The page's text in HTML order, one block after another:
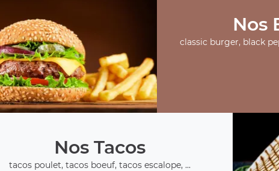
Nos
classic burger, black
Nos Tacos
tacos poulet, tacos boeuf, tacos escalope, ...